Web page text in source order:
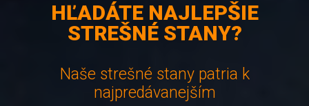
HĽADÁTE NAJLEPŠIE
STREŠNÉ STANY?
Naše strešné stany patria k
najpredávanejším